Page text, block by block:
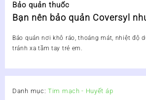
Bảo quản thuốc
Bạn nên bảo quản Coversyl
Bảo quản nơi khô ráo, thoáng mát, nhiệt độ
tránh xa tầm tay trẻ em.
Danh mục: Tim mạch - Huyết áp